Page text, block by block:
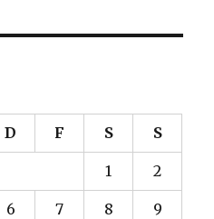
D F S S
1 2
6 7 8 9